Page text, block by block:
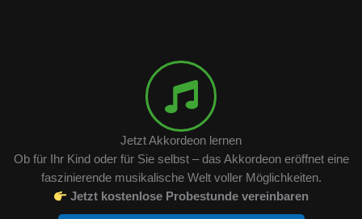
Jetzt Akkordeon lernen
Ob für Ihr Kind oder für Sie selbst – das Akkordeon eröffnet eine
faszinierende musikalische Welt voller Möglichkeiten.
Jetzt kostenlose Probestunde vereinbaren